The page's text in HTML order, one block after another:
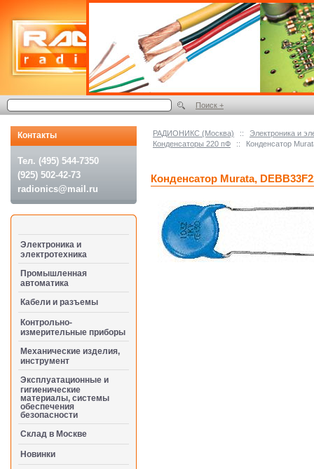
РАДИОНИКС (Москва) ::
Электроника и
Конденсаторы 220 пФ
:: Конденсатор
Конденсатор Murata,
Контакты
Тел. (495) 544-7350
(925) 502-42-73
radionics@mail.ru
Электроника и
электротехника
Промышленная
автоматика
Кабели и разъемы
Контрольно-
измерительные приборы
Механические изделия,
инструмент
Эксплуатационные и
гигиенические
материалы, системы
обеспечения
безопасности
Cклад в Москве
Новинки
Поиск +